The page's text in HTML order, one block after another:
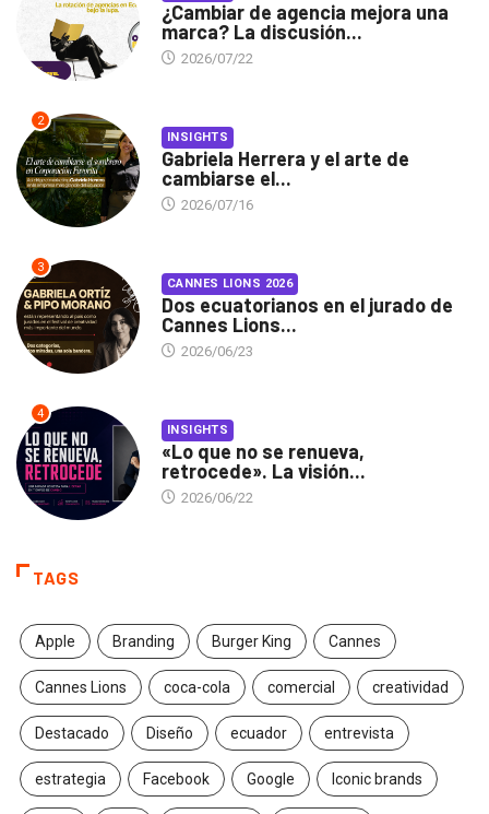
¿Cambiar de agencia mejora una
marca? La discusión...
2026/07/22
2
INSIGHTS
Gabriela Herrera y el arte de
cambiarse el...
2026/07/16
3
CANNES LIONS 2026
Dos ecuatorianos en el jurado de
Cannes Lions...
2026/06/23
4
INSIGHTS
«Lo que no se renueva,
retrocede». La visión...
2026/06/22
TAGS
Apple Branding Burger King Cannes
Cannes Lions coca-cola comercial creatividad
Destacado Diseño ecuador entrevista
estrategia Facebook Google Iconic brands